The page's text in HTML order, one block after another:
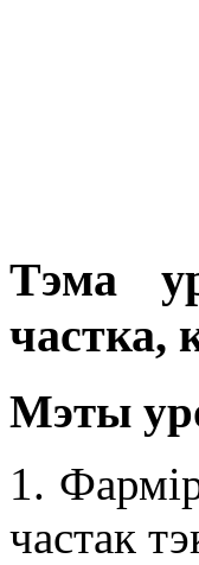
Тэма
частка,
Мэты
1.
частак